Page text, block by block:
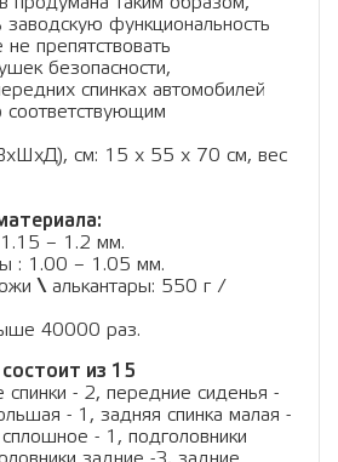
функциональность
препятствовать
безопасности,
спинках автомобилей
соответствующим
см: 15 x 55 x 70 см, вес
1.15 – 1.2 мм.
: 1.00 – 1.05 мм.
\алькантары: 550 г /
40000 раз.
из 15
спинки - 2, передние сиденья -
- 1, задняя спинка малая -
- 1, подголовники